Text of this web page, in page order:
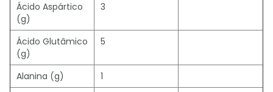
Ácido Aspártico
(g)
3
Ácido Glutâmico
(g)
5
Alanina (g)
1